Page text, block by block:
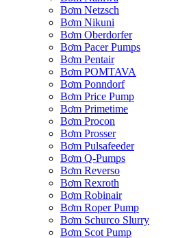
Bơm Netzsch
Bơm Nikuni
Bơm Oberdorfer
Bơm Pacer Pumps
Bơm Pentair
Bơm POMTAVA
Bơm Ponndorf
Bơm Price Pump
Bơm Primetime
Bơm Procon
Bơm Prosser
Bơm Pulsafeeder
Bơm Q-Pumps
Bơm Reverso
Bơm Rexroth
Bơm Robinair
Bơm Roper Pump
Bơm Schurco Slurry
Bơm Scot Pump